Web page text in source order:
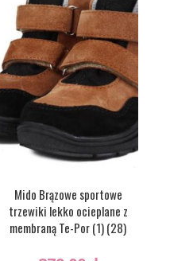
Mido Brązowe sportowe
trzewiki lekko ocieplane z
membraną Te-Por (1) (28)